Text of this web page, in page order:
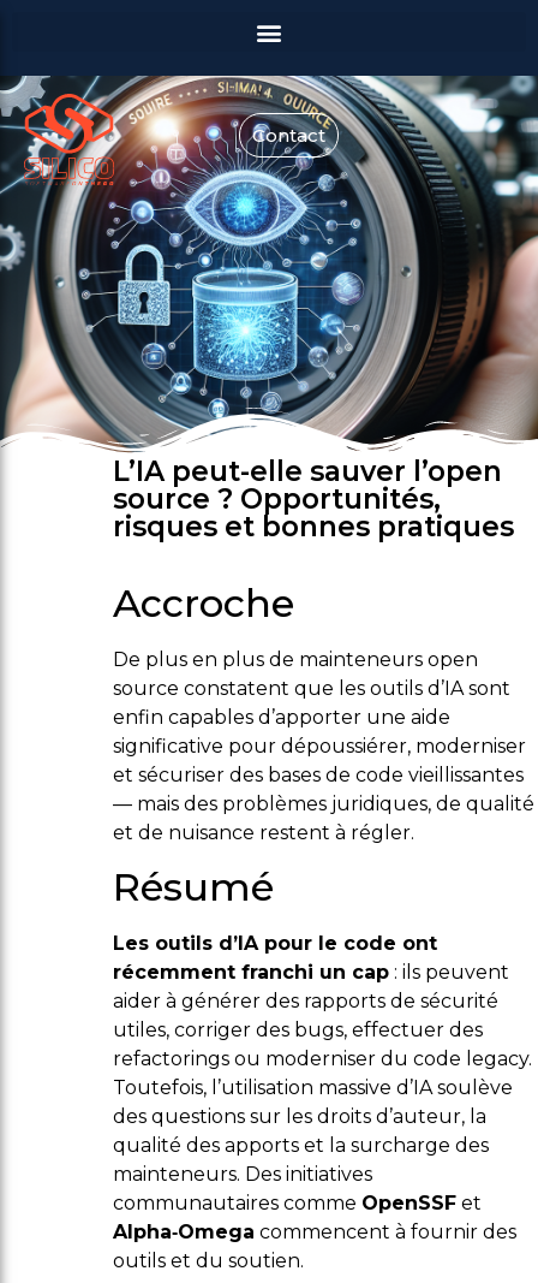
Contact
L’IA peut-elle sauver l’open
source ? Opportunités,
risques et bonnes pratiques
Accroche
De plus en plus de mainteneurs open
source constatent que les outils d’IA sont
enfin capables d’apporter une aide
significative pour dépoussiérer, moderniser
et sécuriser des bases de code vieillissantes
— mais des problèmes juridiques, de qualité
et de nuisance restent à régler.
Résumé
Les outils d’IA pour le code ont
récemment franchi un cap : ils peuvent
aider à générer des rapports de sécurité
utiles, corriger des bugs, effectuer des
refactorings ou moderniser du code legacy.
Toutefois, l’utilisation massive d’IA soulève
des questions sur les droits d’auteur, la
qualité des apports et la surcharge des
mainteneurs. Des initiatives
communautaires comme OpenSSF et
Alpha‑Omega commencent à fournir des
outils et du soutien.